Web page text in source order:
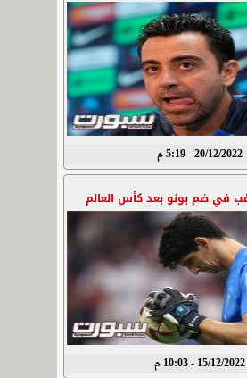
20/12/2022 - 5:19 م
في ضم بونو بعد كأس العالم
15/12/2022 - 10:03 م